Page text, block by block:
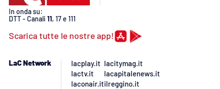
SPECIALI
Buona Sanità Calabria
LA
CALABRIAVISIONE
In onda su:
DTT - Canali 11, 17 e 111
Scarica tutte le nostre app!
LaC Network
lacplay.it
lactv.it
laconair.it
lacitymag.it
lacapitalenews.it
ilreggino.it